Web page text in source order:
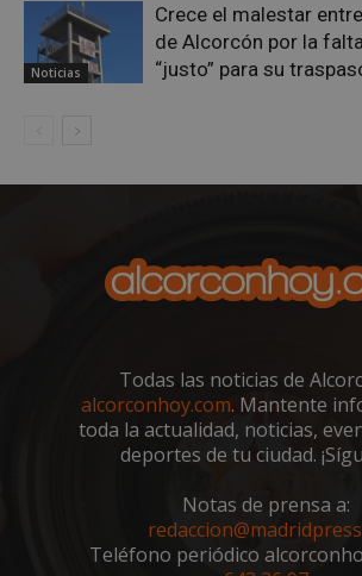
Noticias
Crece el malestar
de Alcorcón por la
“justo” para su
Todas las noticias de
alcorconhoy.com. Mantente
toda la actualidad, noticias,
deportes de tu ciudad.
Notas de prensa a:
Teléfono periódico
VISITOR_PRIVACY_METADATA